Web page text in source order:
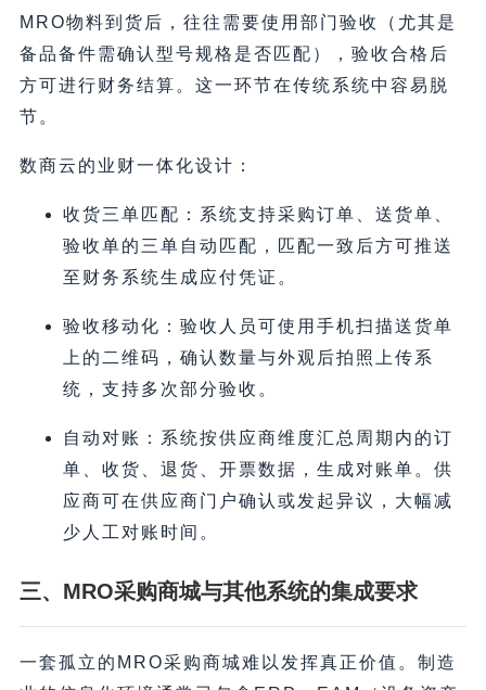
MRO物料到货后，往往需要使用部门验收（尤其是
备品备件需确认型号规格是否匹配），验收合格后
方可进行财务结算。这一环节在传统系统中容易脱
节。
数商云的业财一体化设计：
收货三单匹配：系统支持采购订单、送货单、
验收单的三单自动匹配，匹配一致后方可推送
至财务系统生成应付凭证。
验收移动化：验收人员可使用手机扫描送货单
上的二维码，确认数量与外观后拍照上传系
统，支持多次部分验收。
自动对账：系统按供应商维度汇总周期内的订
单、收货、退货、开票数据，生成对账单。供
应商可在供应商门户确认或发起异议，大幅减
少人工对账时间。
三、MRO采购商城与其他系统的集成要求
一套孤立的MRO采购商城难以发挥真正价值。制造